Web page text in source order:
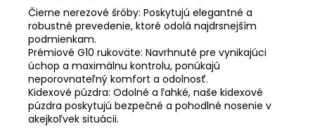
Čierne nerezové šróby: Poskytujú elegantné a
robustné prevedenie, ktoré odolá najdrsnejším
podmienkam.
Prémiové G10 rukoväte: Navrhnuté pre vynikajúci
úchop a maximálnu kontrolu, ponúkajú
neporovnateľný komfort a odolnosť.
Kidexové púzdra: Odolné a ľahké, naše kidexové
púzdra poskytujú bezpečné a pohodlné nosenie v
akejkoľvek situácii.